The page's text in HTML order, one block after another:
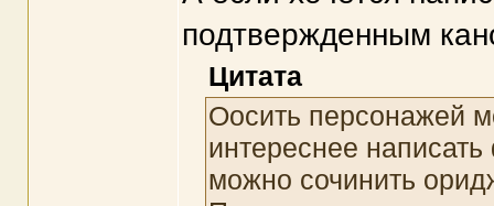
подтвержденным
Цитата
Оосить персонажей
интереснее
можно сочинить